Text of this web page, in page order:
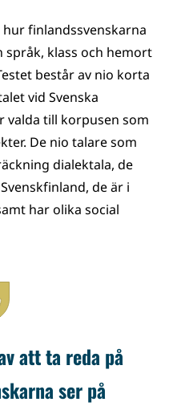
finlandssvenskarna
klass och hemort
består av nio korta
vid Svenska
valda till korpusen som
De nio talare som
dialektala, de
de är i
har olika social
att ta reda på
ser på